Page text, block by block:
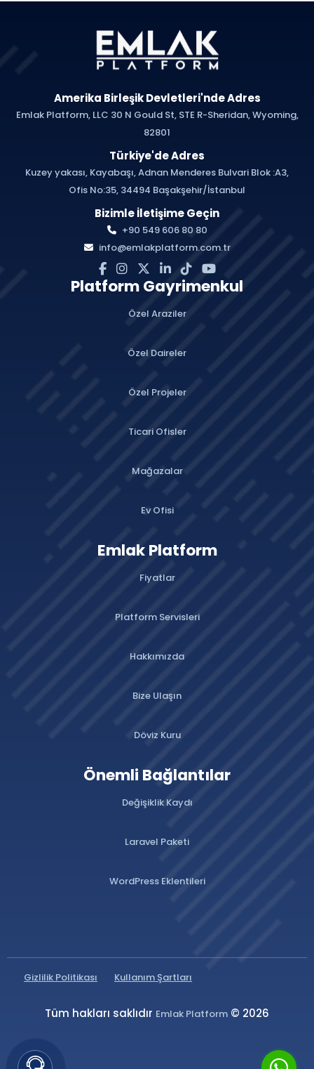
Amerika Birleşik Devletleri'nde Adres
Emlak Platform, LLC 30 N Gould St, STE R-Sheridan, Wyoming,
82801
Türkiye'de Adres
Kuzey yakası, Kayabaşı, Adnan Menderes Bulvari Blok :A3,
Ofis No:35, 34494 Başakşehir/İstanbul
Bizimle İletişime Geçin
+90 549 606 80 80
info@emlakplatform.com.tr
Platform Gayrimenkul
Özel Araziler
Özel Daireler
Özel Projeler
Ticari Ofisler
Mağazalar
Ev Ofisi
Emlak Platform
Fiyatlar
Platform Servisleri
Hakkımızda
Bize Ulaşın
Döviz Kuru
Önemli Bağlantılar
Değişiklik Kaydı
Laravel Paketi
WordPress Eklentileri
Gizlilik Politikası Kullanım Şartları
Tüm hakları saklıdır Emlak Platform © 2026